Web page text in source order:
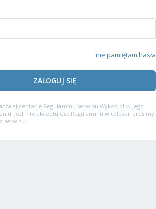
nie pamiętam hasła
ZALOGUJ SIĘ
akceptację Regulaminu serwisu Wykop.pl w jego
Jeśli nie akceptujesz Regulaminu w całości, prosimy
serwisu.